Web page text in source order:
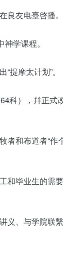
良友电臺啓播。
学课程。
提摩太计划”。
科），幷正式
者和布道者“作
和毕业生的需
义、与学院联